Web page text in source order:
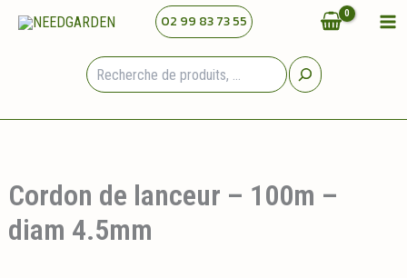
02 99 83 73 55
Cordon de lanceur – 100m –
diam 4.5mm